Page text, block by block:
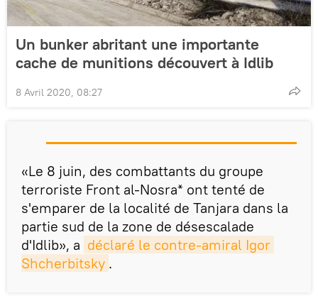
Un bunker abritant une importante
cache de munitions découvert à Idlib
8 Avril 2020, 08:27
«Le 8 juin, des combattants du groupe
terroriste Front al-Nosra* ont tenté de
s'emparer de la localité de Tanjara dans la
partie sud de la zone de désescalade
d'Idlib», a déclaré le contre-amiral Igor
Shcherbitsky .